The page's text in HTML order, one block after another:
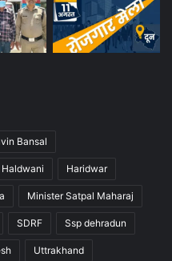
Bansal
Haldwani Haridwar
Minister Satpal Maharaj
SDRF Ssp dehradun
Uttrakhand